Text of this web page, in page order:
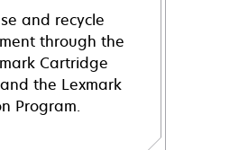
and recycle
through the
Cartridge
the Lexmark
Program.